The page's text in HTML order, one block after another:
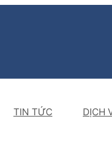
TIN TỨC DỊCH